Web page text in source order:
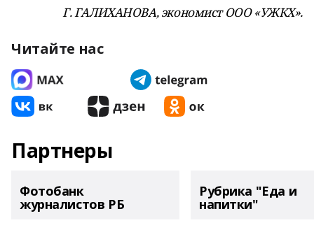
Г. ГАЛИХАНОВА, экономист ООО «УЖКХ».
Читайте нас
Партнеры
Фотобанк
журналистов РБ
Рубрика "Еда и
напитки"